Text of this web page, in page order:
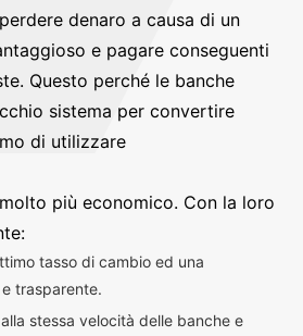
denaro a causa di un
e pagare conseguenti
Questo perché le banche
sistema per convertire
di utilizzare
più economico. Con la loro
tasso di cambio ed una
trasparente.
stessa velocità delle banche e